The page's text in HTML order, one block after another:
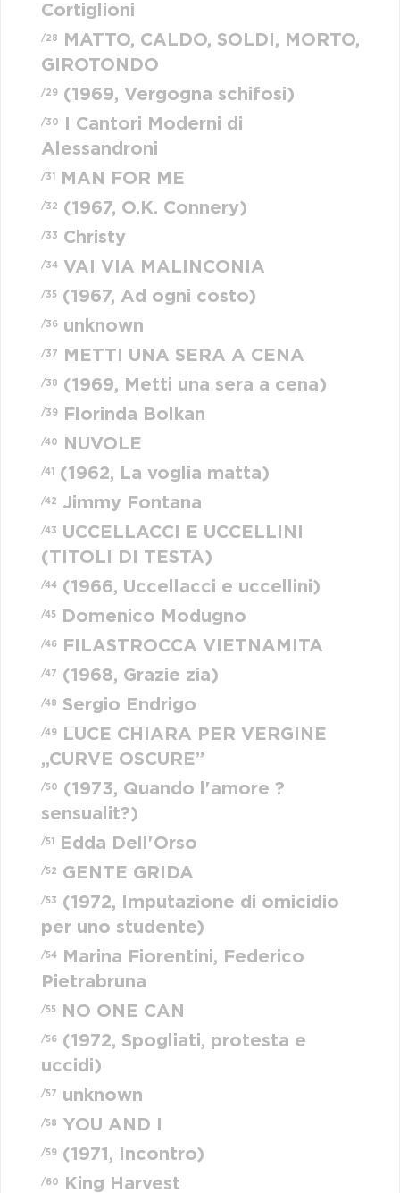
Cortiglioni
/28
MATTO, CALDO, SOLDI, MORTO,
GIROTONDO
/29 (1969, Vergogna schifosi)
/30
I Cantori Moderni di
Alessandroni
/31 MAN FOR ME
/32 (1967, O.K. Connery)
/33 Christy
/34 VAI VIA MALINCONIA
/35 (1967, Ad ogni costo)
/36 unknown
/37 METTI UNA SERA A CENA
/38 (1969, Metti una sera a cena)
/39 Florinda Bolkan
/40 NUVOLE
/41 (1962, La voglia matta)
/42 Jimmy Fontana
/43
UCCELLACCI E UCCELLINI
(TITOLI DI TESTA)
/44 (1966, Uccellacci e uccellini)
/45 Domenico Modugno
/46 FILASTROCCA VIETNAMITA
/47 (1968, Grazie zia)
/48 Sergio Endrigo
/49
LUCE CHIARA PER VERGINE
„CURVE OSCURE”
/50
(1973, Quando l'amore ?
sensualit?)
/51 Edda Dell'Orso
/52 GENTE GRIDA
/53
(1972, Imputazione di omicidio
per uno studente)
/54
Marina Fiorentini, Federico
Pietrabruna
/55 NO ONE CAN
/56
(1972, Spogliati, protesta e
uccidi)
/57 unknown
/58 YOU AND I
/59 (1971, Incontro)
/60 King Harvest